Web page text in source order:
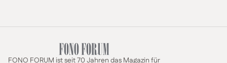
FONO FORUM ist seit 70 Jahren das Magazin für